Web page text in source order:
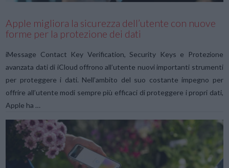
Apple migliora la sicurezza dell’utente con nuove
forme per la protezione dei dati
iMessage Contact Key Verification, Security Keys e Protezione
avanzata dati di iCloud offrono all’utente nuovi importanti strumenti
per proteggere i dati. Nell’ambito del suo costante impegno per
offrire all’utente modi sempre più efficaci di proteggere i propri dati,
Apple ha …